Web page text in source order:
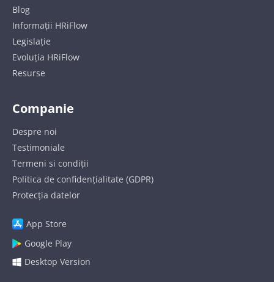
Blog
Informații HRiFlow
Legislație
Evoluția HRiFlow
Resurse
Companie
Despre noi
Testimoniale
Termeni si condiții
Politica de confidențialitate (GDPR)
Protecția datelor
App Store
Google Play
Desktop Version